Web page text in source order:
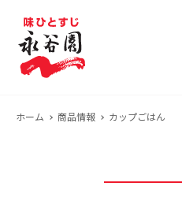
ホーム 商品情報 カップごはん